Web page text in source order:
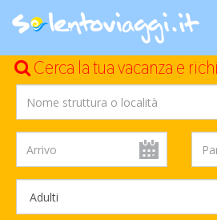
Cerca la tua vacanza e